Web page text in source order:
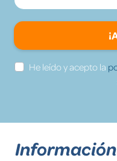
He leído y acepto la